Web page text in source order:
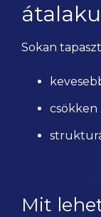
Sokan
csökken
Mit